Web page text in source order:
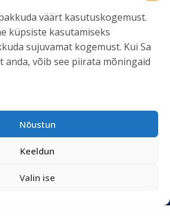
väärt kasutuskogemust.
küpsiste kasutamiseks
sujuvamat kogemust. Kui Sa
anda, võib see piirata mõningaid
Nõustun
Keeldun
Valin ise
Peame kinni